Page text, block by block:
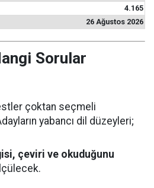
4.165
26 Ağustos 2026
Sorular
çoktan seçmeli
yabancı dil düzeyleri;
çeviri ve okuduğunu